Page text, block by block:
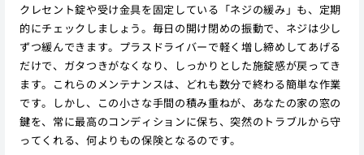
クレセント錠や受け金具を固定している「ネジの緩み」も、定期
的にチェックしましょう。毎日の開け閉めの振動で、ネジは少し
ずつ緩んできます。プラスドライバーで軽く増し締めしてあげる
だけで、ガタつきがなくなり、しっかりとした施錠感が戻ってき
ます。これらのメンテナンスは、どれも数分で終わる簡単な作業
です。しかし、この小さな手間の積み重ねが、あなたの家の窓の
鍵を、常に最高のコンディションに保ち、突然のトラブルから守
ってくれる、何よりもの保険となるのです。